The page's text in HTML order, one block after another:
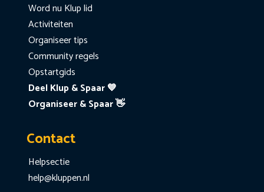
Word nu Klup lid
Activiteiten
Organiseer tips
Community regels
Opstartgids
Deel Klup & Spaar 💙
Organiseer & Spaar 👋
Contact
Helpsectie
help@kluppen.nl